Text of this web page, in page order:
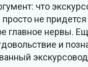
что
не
главное нервы.
и